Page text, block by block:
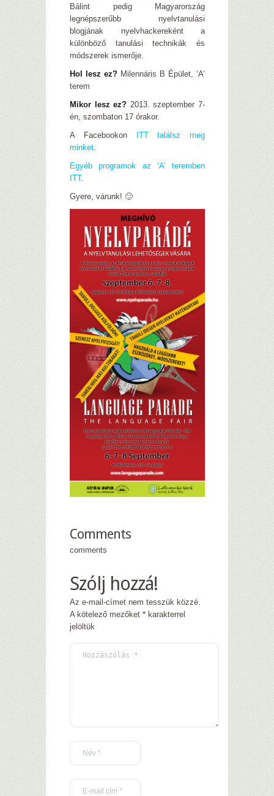
Bálint pedig Magyarország
legnépszerűbb nyelvtanulási
blogjának nyelvhackereként a
különböző tanulási technikák és
módszerek ismerője.
Hol lesz ez? Milennáris B Épület, ‘A’
terem
Mikor lesz ez? 2013. szeptember 7-
én, szombaton 17 órakor.
A Facebookon
ITT találsz meg
minket.
Egyéb programok az ‘A’ teremben
ITT.
Gyere, várunk! 🙂
Comments
comments
Szólj hozzá!
Az e-mail-címet nem tesszük közzé.
A kötelező mezőket * karakterrel
jelöltük